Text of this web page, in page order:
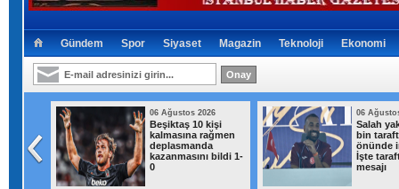
Gündem Spor Siyaset Magazin Teknoloji Ekonomi
06 Ağustos 2026
Beşiktaş 10 kişi
kalmasına rağmen
deplasmanda
kazanmasını bildi 1-
0
06
Salah
bin
önünde
İşte
mesajı